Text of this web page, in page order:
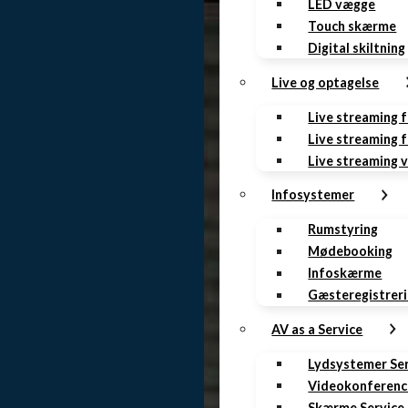
LED vægge
Touch skærme
Digital skiltning
Live og optagelse
Live streaming
Live streaming
Live streaming
Infosystemer
Rumstyring
Mødebooking
Infoskærme
AV as a Service
Lydsystemer